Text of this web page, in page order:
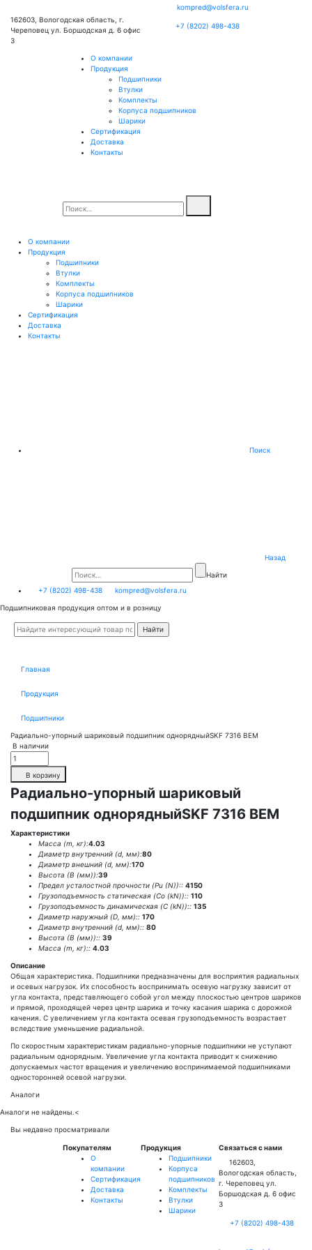
162603, Вологодская область, г.
Череповец ул. Боршодская д. 6 офис
3
kompred@volsfera.ru
+7 (8202) 498-438
О компании
Продукция
Подшипники
Втулки
Комплекты
Корпуса подшипников
Шарики
Сертификация
Доставка
Контакты
О компании
Продукция
Подшипники
Втулки
Комплекты
Корпуса подшипников
Шарики
Сертификация
Доставка
Контакты
Поиск
Назад
Найти
+7 (8202) 498-438
kompred@volsfera.ru
Подшипниковая продукция оптом и в розницу
Главная
Продукция
Подшипники
Радиально-упорный шариковый подшипник однорядныйSKF 7316 BEM
В наличии
В корзину
Радиально-упорный шариковый
подшипник однорядныйSKF 7316 BEM
Характеристики
Масса (m, кг):4.03
Диаметр внутренний (d, мм):80
Диаметр внешний (d, мм):170
Высота (В (мм)):39
Предел усталостной прочности (Pu (N)):: 4150
Грузоподъемность статическая (Co (kN)):: 110
Грузоподъемность динамическая (C (kN)):: 135
Диаметр наружный (D, мм):: 170
Диаметр внутренний (d, мм):: 80
Высота (В (мм)):: 39
Масса (m, кг):: 4.03
Описание
Общая характеристика. Подшипники предназначены для восприятия радиальных
и осевых нагрузок. Их способность воспринимать осевую нагрузку зависит от
угла контакта, представляющего собой угол между плоскостью центров шариков
и прямой, проходящей через центр шарика и точку касания шарика с дорожкой
качения. С увеличением угла контакта осевая грузоподъемность возрастает
вследствие уменьшение радиальной.
По скоростным характеристикам радиально-упорные подшипники не уступают
радиальным однорядным. Увеличение угла контакта приводит к снижению
допускаемых частот вращения и увеличению воспринимаемой подшипниками
односторонней осевой нагрузки.
Аналоги
Аналоги не найдены.<
Вы недавно просматривали
Покупателям
О
компании
Сертификация
Доставка
Контакты
Продукция
Подшипники
Корпуса
подшипников
Комплекты
Втулки
Шарики
Связаться с нами
162603,
Вологодская область,
г. Череповец ул.
Боршодская д. 6 офис
3
+7 (8202) 498-438